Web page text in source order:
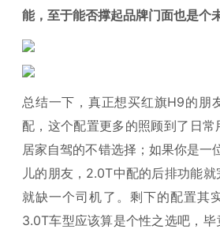
能，至于能否撑起品牌门面也是个
总结一下，真正想买红旗H9的朋
配，这个配置更多的照顾到了日
居家自驾的不错选择；如果你是一
儿的朋友，2.0T中配的后排功能
就缺一个司机了。剩下的配置其
3.0T车型应该算是个性之选吧，